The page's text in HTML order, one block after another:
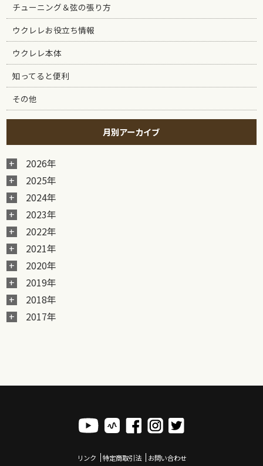
チューニング＆弦の張り方
ウクレレお役立ち情報
ウクレレ本体
知ってると便利
その他
月別アーカイブ
2026年
2025年
2024年
2023年
2022年
2021年
2020年
2019年
2018年
2017年
リンク 特定商取引法 お問い合わせ